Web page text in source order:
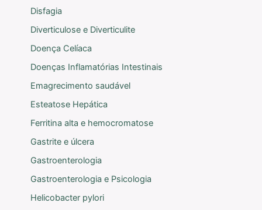
Disfagia
Diverticulose e Diverticulite
Doença Celíaca
Doenças Inflamatórias Intestinais
Emagrecimento saudável
Esteatose Hepática
Ferritina alta e hemocromatose
Gastrite e úlcera
Gastroenterologia
Gastroenterologia e Psicologia
Helicobacter pylori